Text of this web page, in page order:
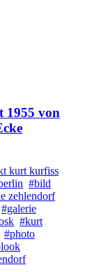
1955 von
kurt kurfiss
#bild
zehlendorf
#galerie
#kurt
#photo